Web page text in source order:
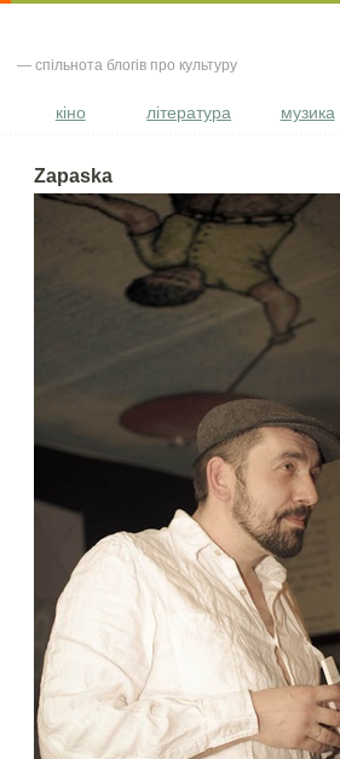
— спільнота блогів про культуру
кіно література музика
Zapaska